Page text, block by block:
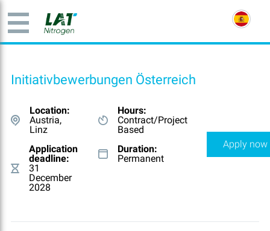
Initiativbewerbungen Österreich
Location:
Austria,
Linz
Application
deadline:
31
December
2028
Hours:
Contract/Project
Based
Duration:
Permanent
Apply now